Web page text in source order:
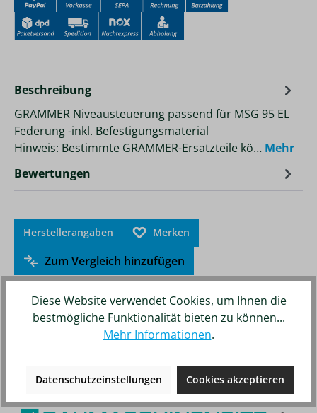
Beschreibung
GRAMMER Niveausteuerung passend für MSG 95 EL
Federung -inkl. Befestigungsmaterial
Hinweis: Bestimmte GRAMMER-Ersatzteile kö… Mehr
Bewertungen
Herstellerangaben Merken
Zum Vergleich hinzufügen
Unsere weiteren Online-Shops
Diese Website verwendet Cookies, um Ihnen die
bestmögliche Funktionalität bieten zu können...
Mehr Informationen.
Datenschutzeinstellungen Cookies akzeptieren